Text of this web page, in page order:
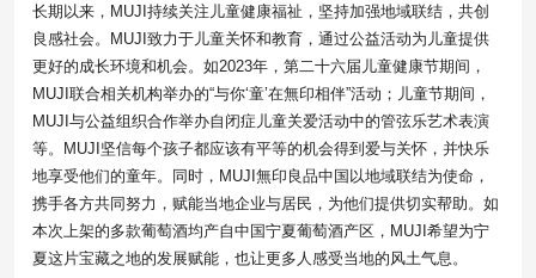
长期以来，MUJI持续关注儿童健康福祉，坚持加强地域联结，共创
良感社会。MUJI致力于儿童关怀和教育，通过公益活动为儿童提供
更好的成长环境和机会。如2023年，第二十六届儿童健康节期间，
MUJI联合相关机构举办的“与你‘童’在無印相伴”活动；儿童节期间，
MUJI与公益组织合作举办自闭症儿童关爱活动中的管弦乐艺术表演
等。MUJI坚信每个孩子都应该有平等的机会得到爱与关怀，并快乐
地享受他们的童年。同时，MUJI無印良品中国以地域联结为使命，
携手各方共同努力，赋能当地企业与居民，为他们提供切实帮助。如
本次上架的多款葡萄酒均产自中国宁夏葡萄酒产区，MUJI希望为宁
夏这片宝藏之地的发展赋能，也让更多人感受当地的风土气息。